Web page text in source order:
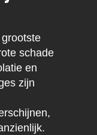
schade
en
zijn